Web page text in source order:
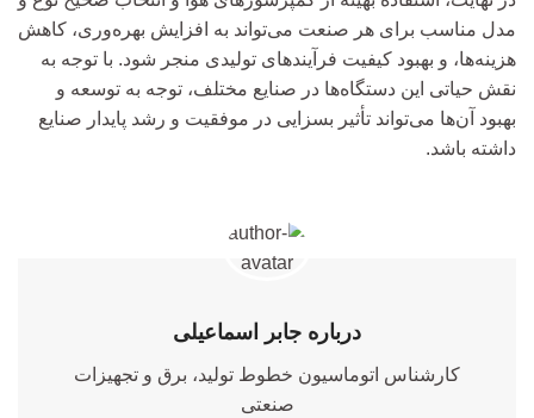
مدل مناسب برای هر صنعت می‌تواند به افزایش بهره‌وری، کاهش
هزینه‌ها، و بهبود کیفیت فرآیندهای تولیدی منجر شود. با توجه به
نقش حیاتی این دستگاه‌ها در صنایع مختلف، توجه به توسعه و
بهبود آن‌ها می‌تواند تأثیر بسزایی در موفقیت و رشد پایدار صنایع
داشته باشد.
درباره جابر اسماعیلی
کارشناس اتوماسیون خطوط تولید، برق و تجهیزات
صنعتی